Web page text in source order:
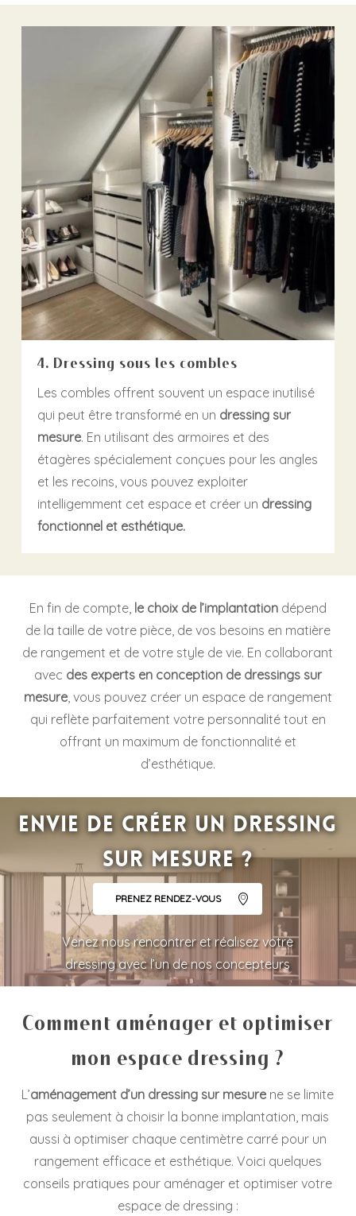
4. Dressing sous les combles
Les combles offrent souvent un espace inutilisé
qui peut être transformé en un dressing sur
mesure. En utilisant des armoires et des
étagères spécialement conçues pour les angles
et les recoins, vous pouvez exploiter
intelligemment cet espace et créer un dressing
fonctionnel et esthétique.
En fin de compte, le choix de l’implantationdépend
de la taille de votre pièce, de vos besoins en matière
de rangement et de votre style de vie. En collaborant
avec des experts en conception de dressings sur
mesure, vous pouvez créer un espace de rangement
qui reflète parfaitement votre personnalité tout en
offrant un maximum de fonctionnalité et
d’esthétique.
Envie de créer un dressing
sur mesure ?
PRENEZ RENDEZ-VOUS
Venez nous rencontrer et réalisez votre
dressing avec l’un de nos concepteurs
Comment aménager et optimiser
mon espace dressing ?
L’aménagement d’un dressing sur mesure ne se limite
pas seulement à choisir la bonne implantation, mais
aussi à optimiser chaque centimètre carré pour un
rangement efficace et esthétique. Voici quelques
conseils pratiques pour aménager et optimiser votre
espace de dressing :